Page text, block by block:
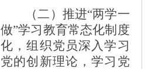
（二）推进“两学一
做”学习教育常态化制度
化，组织党员深入学习
党的创新理论，学习党